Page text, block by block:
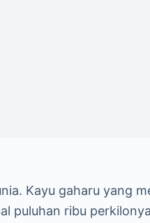
Kayu gaharu yang
puluhan ribu